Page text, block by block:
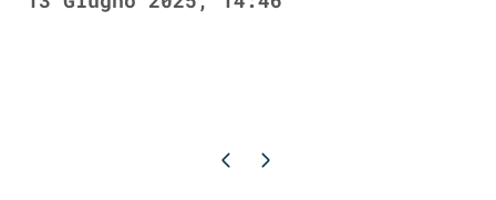
Pagina precedente
Pagina successiva